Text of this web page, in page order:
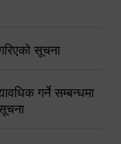
सूचना
गर्ने सम्बन्धमा